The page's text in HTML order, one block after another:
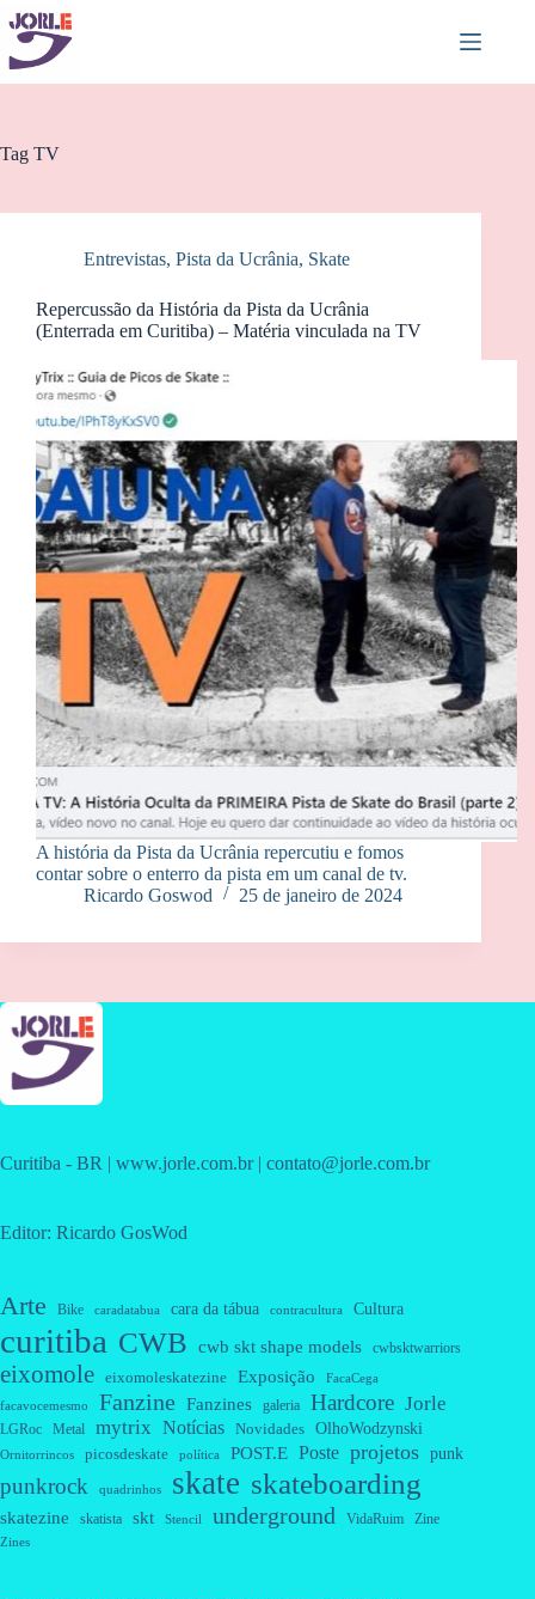
Pular
para
conteúdo
Tag TV
Entrevistas, Pista da Ucrânia, Skate
Repercussão da História da Pista da Ucrânia
(Enterrada em Curitiba) – Matéria vinculada na TV
A história da Pista da Ucrânia repercutiu e fomos
contar sobre o enterro da pista em um canal de tv.
Ricardo Goswod
25 de janeiro de 2024
Curitiba - BR | www.jorle.com.br | contato@jorle.com.br
Editor: Ricardo GosWod
Arte Bike caradatabua cara da tábua contracultura Cultura
curitiba CWB cwb skt shape models cwbsktwarriors
eixomole eixomoleskatezine Exposição FacaCega
facavocemesmo Fanzine Fanzines galeria Hardcore Jorle
LGRoc Metal mytrix Notícias Novidades OlhoWodzynski
Ornitorrincos picosdeskate política POST.E Poste projetos punk
punkrock quadrinhos skate skateboarding
skatezine skatista skt Stencil underground VidaRuim Zine
Zines